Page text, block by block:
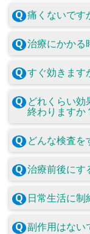
痛くないです
治療にかかる
すぐ効きます
どれくらい
終わりますか
どんな検査を
治療前後にす
日常生活に制
副作用はない